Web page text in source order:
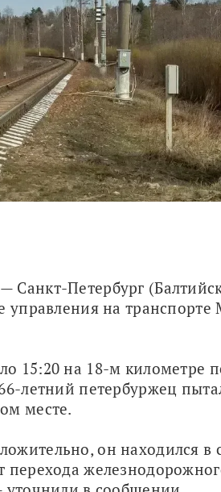
Петербург
управления на
15:20 на 18-м километре
летний петербуржец
месте.
он находился в